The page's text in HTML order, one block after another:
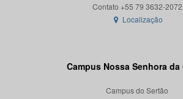
Localização
Campus Nossa Senhora da
Campus do Sertão